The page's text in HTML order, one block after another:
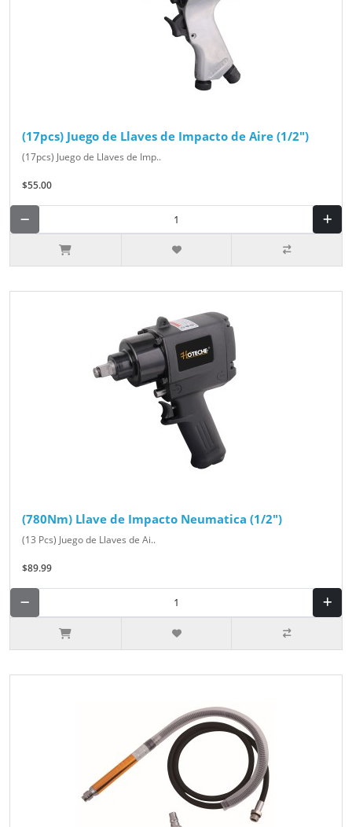
(17pcs) Juego de Llaves de Impacto de Aire (1/2")
(17pcs) Juego de Llaves de Imp..
$55.00
(780Nm) Llave de Impacto Neumatica (1/2")
(13 Pcs) Juego de Llaves de Ai..
$89.99